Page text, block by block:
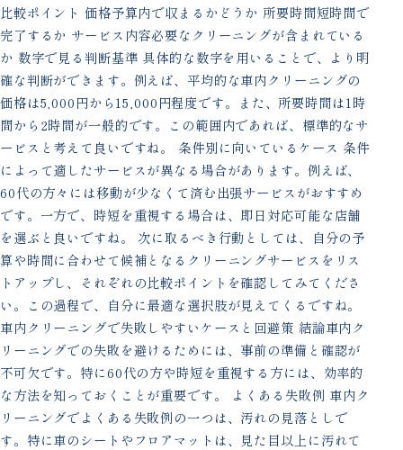
比較ポイント 価格予算内で収まるかどうか 所要時間短時間で
完了するか サービス内容必要なクリーニングが含まれている
か 数字で見る判断基準 具体的な数字を用いることで、より明
確な判断ができます。例えば、平均的な車内クリーニングの
価格は5,000円から15,000円程度です。また、所要時間は1時
間から2時間が一般的です。この範囲内であれば、標準的なサ
ービスと考えて良いですね。 条件別に向いているケース 条件
によって適したサービスが異なる場合があります。例えば、
60代の方々には移動が少なくて済む出張サービスがおすすめ
です。一方で、時短を重視する場合は、即日対応可能な店舗
を選ぶと良いですね。 次に取るべき行動としては、自分の予
算や時間に合わせて候補となるクリーニングサービスをリス
トアップし、それぞれの比較ポイントを確認してみてくださ
い。この過程で、自分に最適な選択肢が見えてくるですね。
車内クリーニングで失敗しやすいケースと回避策 結論車内ク
リーニングでの失敗を避けるためには、事前の準備と確認が
不可欠です。特に60代の方や時短を重視する方には、効率的
な方法を知っておくことが重要です。 よくある失敗例 車内ク
リーニングでよくある失敗例の一つは、汚れの見落としで
す。特に車のシートやフロアマットは、見た目以上に汚れて